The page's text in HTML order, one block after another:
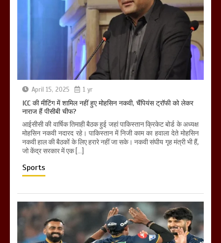
April 15, 2025 1 yr
ICC की मीटिंग में शामिल नहीं हुए मोहसिन नकवी, चैंपियंस ट्रॉफी को लेकर
नाराज हैं पीसीबी चीफ?
आईसीसी की वार्षिक तिमाही बैठक हुई जहां पाकिस्तान क्रिकेट बोर्ड के अध्यक्ष
मोहसिन नकवी नदारद रहे। पाकिस्तान में निजी काम का हवाला देते मोहसिन
नकवी हाल की बैठकों के लिए हरारे नहीं जा सके। नकवी संघीय गृह मंत्री भी हैं,
जो केंद्र सरकार में एक […]
Sports